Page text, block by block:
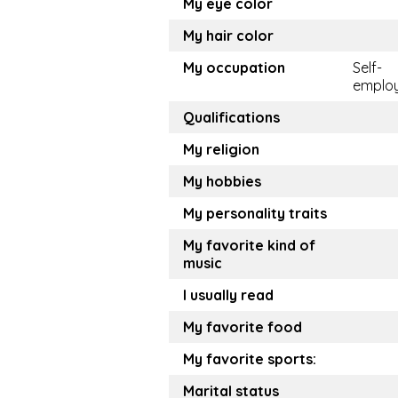
My eye color
My hair color
My occupation
Self-
Qualifications
My religion
My hobbies
My personality traits
My favorite kind of
music
I usually read
My favorite food
My favorite sports:
Marital status